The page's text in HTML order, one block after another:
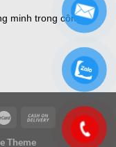
minh trong công
Theme